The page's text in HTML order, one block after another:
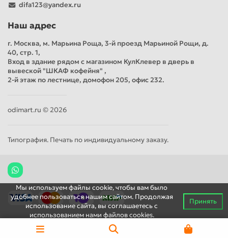
difa123@yandex.ru
Наш адрес
г. Москва, м. Марьина Роща, 3-й проезд Марьиной Рощи, д.
40, стр. 1,
Вход в здание рядом с магазином КулКлевер в дверь в
вывеской "ШКАФ кофейня" ,
2-й этаж по лестнице, домофон 205, офис 232.
odimart.ru © 2026
Типография. Печать по индивидуальному заказу.
Мы используем файлы cookie, чтобы вам было
удобнее пользоваться нашим сайтом. Продолжая
использование сайта, вы соглашаетесь c
использованием нами файлов cookies.
Принять